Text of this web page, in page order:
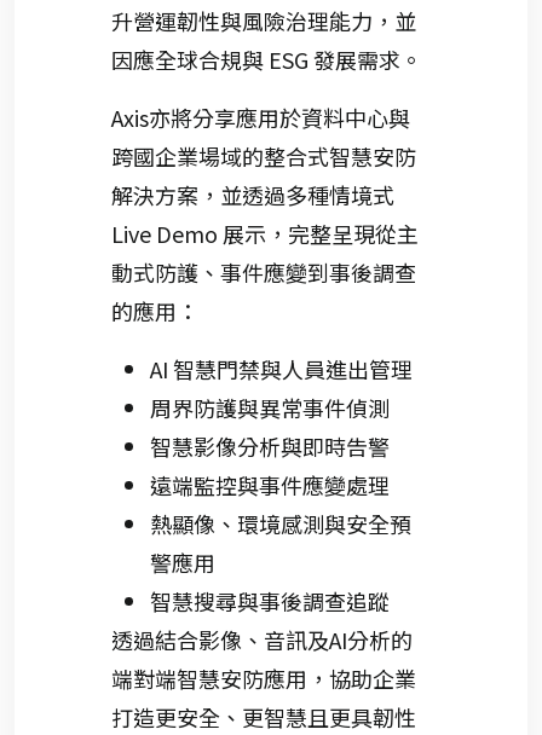
升營運韌性與風險治理能力，並
因應全球合規與 ESG 發展需求。
Axis亦將分享應用於資料中心與
跨國企業場域的整合式智慧安防
解決方案，並透過多種情境式
Live Demo 展示，完整呈現從主
動式防護、事件應變到事後調查
的應用：
AI 智慧門禁與人員進出管理
周界防護與異常事件偵測
智慧影像分析與即時告警
遠端監控與事件應變處理
熱顯像、環境感測與安全預
警應用
智慧搜尋與事後調查追蹤
透過結合影像、音訊及AI分析的
端對端智慧安防應用，協助企業
打造更安全、更智慧且更具韌性